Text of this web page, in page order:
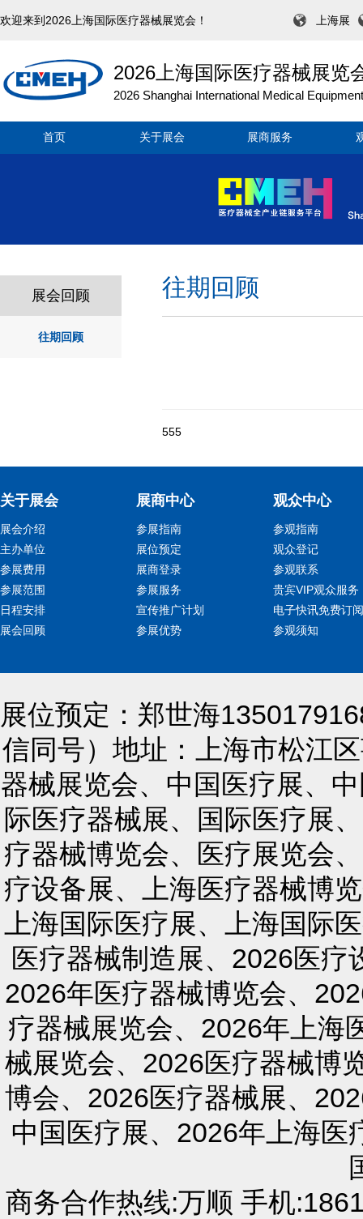
欢迎来到2026上海国际医疗器械展览会！ 上海展
2026上海国际医疗器械展览
2026 Shanghai International Medical
首页 关于展会 展商服务
展会回顾
往期回顾
往期回顾
555
关于展会
展会介绍
主办单位
参展费用
参展范围
日程安排
展会回顾
展商中心
参展指南
展位预定
展商登录
参展服务
宣传推广计划
参展优势
观众中心
参观指南
观众登记
参观联系
贵宾VIP观众服务
电子快讯免费订阅
参观须知
展位预定：郑世海
信同号）地址：上海市松江
器械展览会、中国医疗展、
际医疗器械展、国际医疗展
疗器械博览会、医疗展览会
疗设备展、上海医疗器械博
上海国际医疗展、上海国际
医疗器械制造展、2026医
2026年医疗器械博览会、
疗器械展览会、2026年上海
械展览会、2026医疗器械博
博会、2026医疗器械展、
中国医疗展、2026年上海医
商务合作热线:万顺 手机